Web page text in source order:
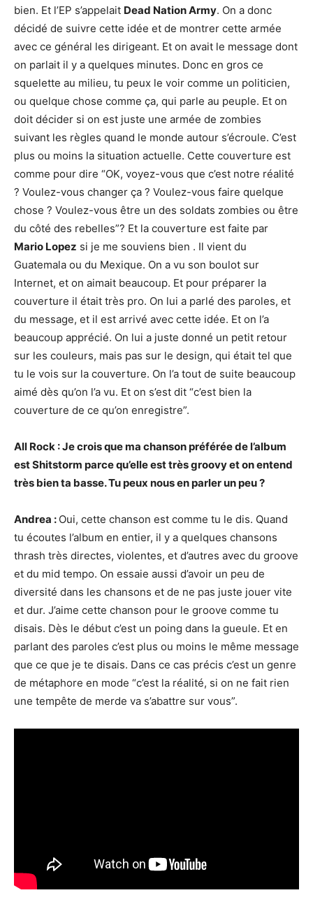
bien. Et l’EP s’appelait Dead Nation Army. On a donc
décidé de suivre cette idée et de montrer cette armée
avec ce général les dirigeant. Et on avait le message dont
on parlait il y a quelques minutes. Donc en gros ce
squelette au milieu, tu peux le voir comme un politicien,
ou quelque chose comme ça, qui parle au peuple. Et on
doit décider si on est juste une armée de zombies
suivant les règles quand le monde autour s’écroule. C’est
plus ou moins la situation actuelle. Cette couverture est
comme pour dire “OK, voyez-vous que c’est notre réalité
? Voulez-vous changer ça ? Voulez-vous faire quelque
chose ? Voulez-vous être un des soldats zombies ou être
du côté des rebelles”? Et la couverture est faite par
Mario Lopez si je me souviens bien . Il vient du
Guatemala ou du Mexique. On a vu son boulot sur
Internet, et on aimait beaucoup. Et pour préparer la
couverture il était très pro. On lui a parlé des paroles, et
du message, et il est arrivé avec cette idée. Et on l’a
beaucoup apprécié. On lui a juste donné un petit retour
sur les couleurs, mais pas sur le design, qui était tel que
tu le vois sur la couverture. On l’a tout de suite beaucoup
aimé dès qu’on l’a vu. Et on s’est dit “c’est bien la
couverture de ce qu’on enregistre”.
All Rock : Je crois que ma chanson préférée de l’album
est Shitstorm parce qu’elle est très groovy et on entend
très bien ta basse. Tu peux nous en parler un peu ?
Andrea : Oui, cette chanson est comme tu le dis. Quand
tu écoutes l’album en entier, il y a quelques chansons
thrash très directes, violentes, et d’autres avec du groove
et du mid tempo. On essaie aussi d’avoir un peu de
diversité dans les chansons et de ne pas juste jouer vite
et dur. J’aime cette chanson pour le groove comme tu
disais. Dès le début c’est un poing dans la gueule. Et en
parlant des paroles c’est plus ou moins le même message
que ce que je te disais. Dans ce cas précis c’est un genre
de métaphore en mode “c’est la réalité, si on ne fait rien
une tempête de merde va s’abattre sur vous”.